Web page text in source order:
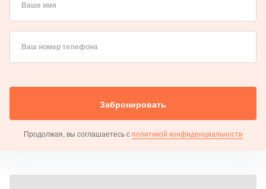
Ваше имя
Ваш номер телефона
Забронировать
Продолжая, вы соглашаетесь с политикой конфиденциальности